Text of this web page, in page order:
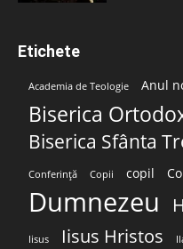
Etichete
Academia de Teologie Anul
Biserica
Biserica Sfânta
Conferință Copii copil
Dumnezeu
Iisus Iisus Hristos